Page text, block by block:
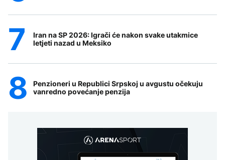
Iran na SP 2026: Igrači će nakon svake utakmice
letjeti nazad u Meksiko
Penzioneri u Republici Srpskoj u avgustu očekuju
vanredno povećanje penzija